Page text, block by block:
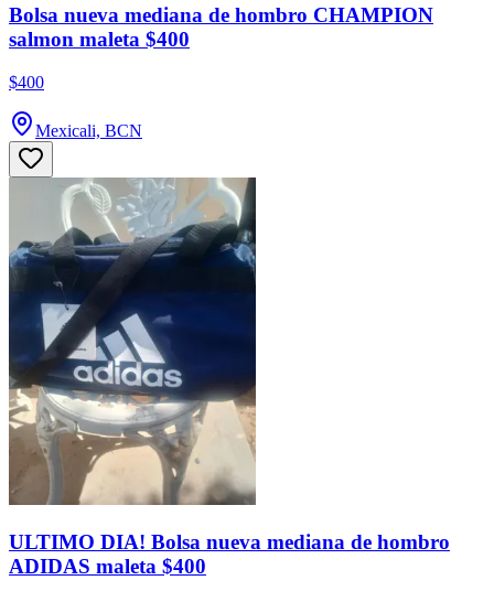
Bolsa nueva mediana de hombro CHAMPION
salmon maleta $400
$400
Mexicali, BCN
ULTIMO DIA! Bolsa nueva mediana de hombro
ADIDAS maleta $400